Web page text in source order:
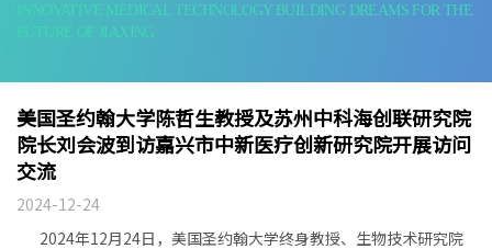
INNOVATIVE MEDICAL TECHNOLOGY BUILDING DREAMS FOR THE
FUTURE OF JIAXING
美国圣约翰大学陈哲生教授及苏州中科海创联研究院
院长刘会波到访嘉兴市中新医疗创新研究院开展访问
交流
2024-12-24
2024年12月24日，美国圣约翰大学终身教授、生物技术研究院